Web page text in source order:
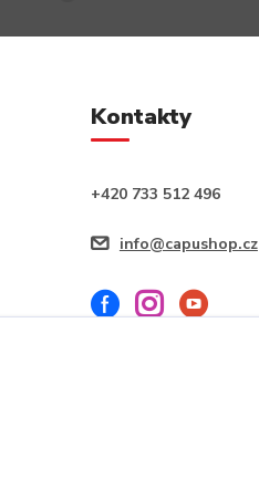
Kontakty
+420 733 512 496
info@capushop.cz